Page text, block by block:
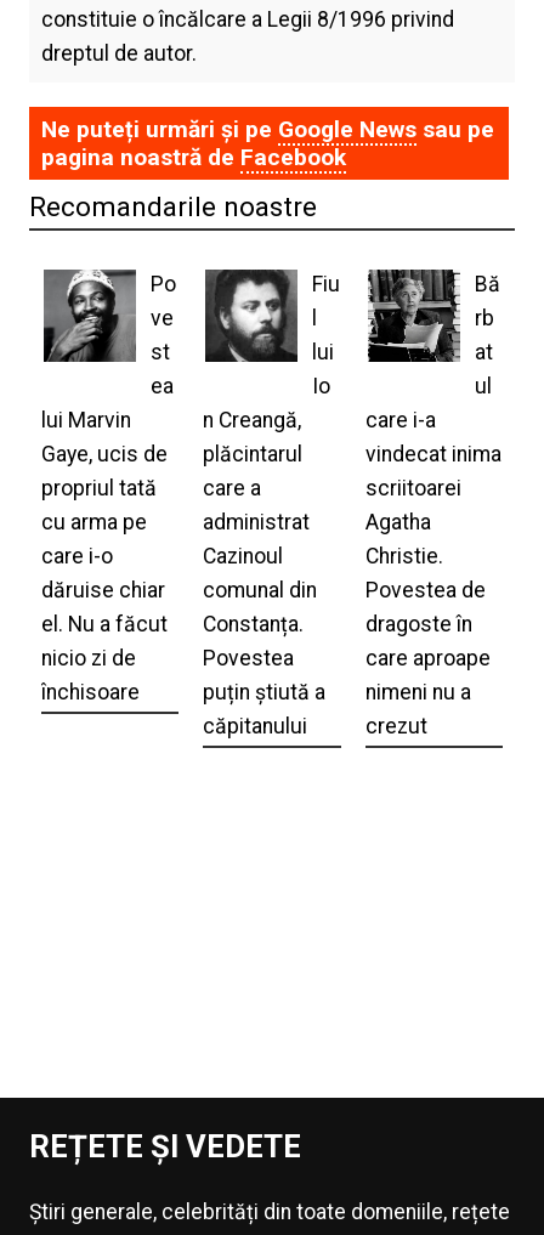
constituie o încălcare a Legii 8/1996 privind
dreptul de autor.
Ne puteți urmări și pe Google Newssau pe
pagina noastră de Facebook
Recomandarile noastre
Po
ve
st
ea
lui Marvin
Gaye, ucis de
propriul tată
cu arma pe
care i-o
dăruise chiar
el. Nu a făcut
nicio zi de
închisoare
Fiu
lui
Io
n Creangă,
plăcintarul
care a
administrat
Cazinoul
comunal din
Constanța.
Povestea
puțin știută a
căpitanului
Bă
rb
at
ul
care i-a
vindecat inima
scriitoarei
Agatha
Christie.
Povestea de
dragoste în
care aproape
nimeni nu a
crezut
REȚETE ȘI VEDETE
Știri generale, celebrități din toate domeniile, rețete